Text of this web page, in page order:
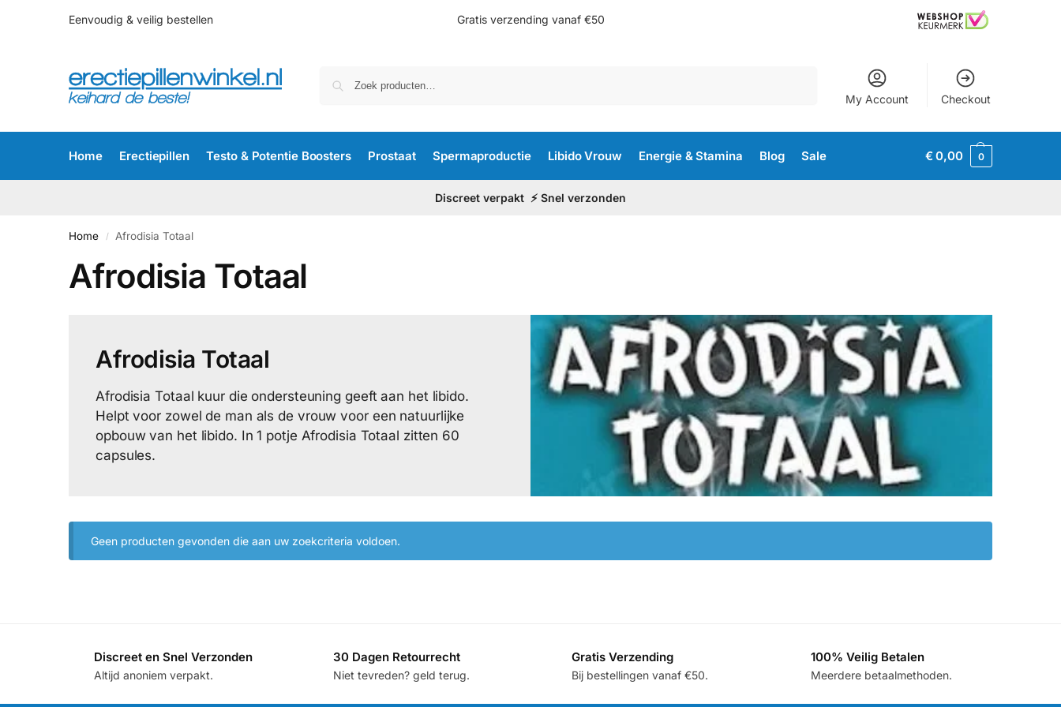
Eenvoudig & veilig bestellen Gratis verzending vanaf €50
My Account Checkout
Home Erectiepillen Testo & Potentie Boosters Prostaat Spermaproductie Libido Vrouw Energie & Stamina Blog Sale €0,00 0
Discreet verpakt ⚡ Snel verzonden
Home / Afrodisia Totaal
Afrodisia Totaal
Afrodisia Totaal
Afrodisia Totaal kuur die ondersteuning geeft aan het libido.
Helpt voor zowel de man als de vrouw voor een natuurlijke
opbouw van het libido. In 1 potje Afrodisia Totaal zitten 60
capsules.
Geen producten gevonden die aan uw zoekcriteria voldoen.
Discreet en Snel Verzonden
Altijd anoniem verpakt.
30 Dagen Retourrecht
Niet tevreden? geld terug.
Gratis Verzending
Bij bestellingen vanaf €50.
100% Veilig Betalen
Meerdere betaalmethoden.